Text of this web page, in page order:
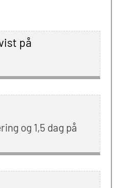
på
og 1,5 dag på